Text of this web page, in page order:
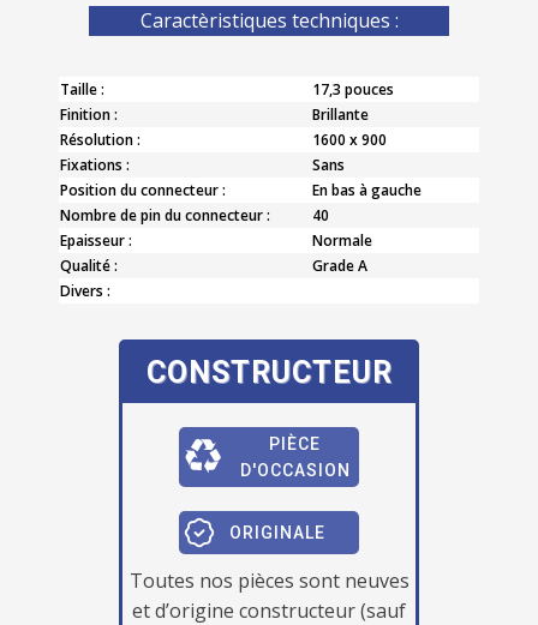
Caractèristiques techniques :
Taille :
17,3 pouces
Finition :
Brillante
Résolution :
1600 x 900
Fixations :
Sans
Position du connecteur :
En bas à gauche
Nombre de pin du connecteur :
40
Epaisseur :
Normale
Qualité :
Grade A
Divers :
CONSTRUCTEUR
PIÈCE
D'OCCASION
ORIGINALE
Toutes nos pièces sont neuves
et d’origine constructeur (sauf